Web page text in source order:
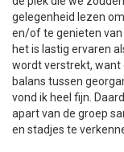
gelegenheid lezen
en/of te genieten van
het is lastig ervaren
wordt verstrekt, want
balans tussen
vond ik heel fijn.
apart van de groep
en stadjes te